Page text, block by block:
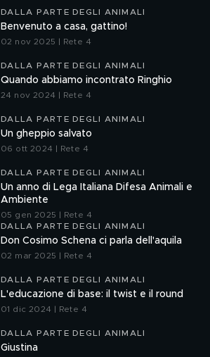
DALLA PARTE DEGLI ANIMALI
Benvenuto a casa, gattino!
02 nov 2025 | Rete 4
DALLA PARTE DEGLI ANIMALI
Quando abbiamo incontrato Ringhio
24 nov 2024 | Rete 4
DALLA PARTE DEGLI ANIMALI
Un gheppio salvato
06 ott 2024 | Rete 4
DALLA PARTE DEGLI ANIMALI
Un anno di Lega Italiana Difesa Animali e
Ambiente
05 gen 2025 | Rete 4
DALLA PARTE DEGLI ANIMALI
Don Cosimo Schena ci parla dell'aquila
02 mar 2025 | Rete 4
DALLA PARTE DEGLI ANIMALI
L'educazione di base: il twist e il round
01 dic 2024 | Rete 4
DALLA PARTE DEGLI ANIMALI
Giustina